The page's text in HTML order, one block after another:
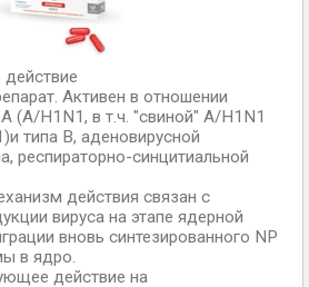
Активен в отношении
(A/H1N1, в т.ч. "свиной" A/H1N1
типа В, аденовирусной
респираторно-синцитиальной
действия связан с
вируса на этапе ядерной
вновь синтезированного NP
в ядро.
действие на